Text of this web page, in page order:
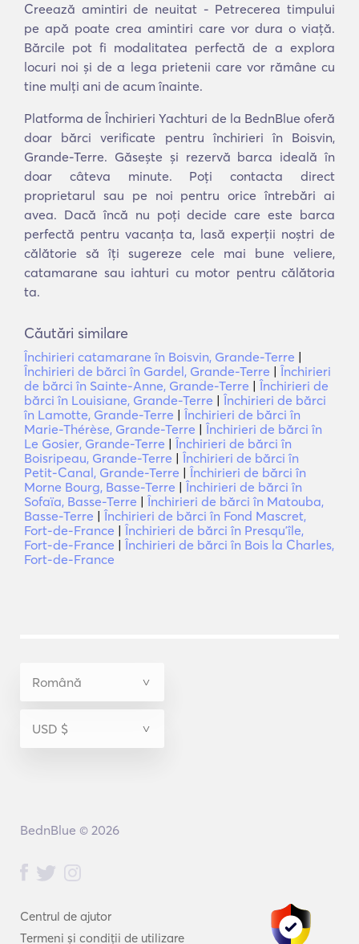
Creează amintiri de neuitat - Petrecerea timpului
pe apă poate crea amintiri care vor dura o viață.
Bărcile pot fi modalitatea perfectă de a explora
locuri noi și de a lega prietenii care vor rămâne cu
tine mulți ani de acum înainte.
Platforma de Închirieri Yachturi de la BednBlue oferă
doar bărci verificate pentru închirieri în Boisvin,
Grande-Terre. Găsește și rezervă barca ideală în
doar câteva minute. Poți contacta direct
proprietarul sau pe noi pentru orice întrebări ai
avea. Dacă încă nu poți decide care este barca
perfectă pentru vacanța ta, lasă experții noștri de
călătorie să îți sugereze cele mai bune veliere,
catamarane sau iahturi cu motor pentru călătoria
ta.
Căutări similare
Închirieri catamarane în Boisvin, Grande-Terre |
Închirieri de bărci în Gardel, Grande-Terre | Închirieri
de bărci în Sainte-Anne, Grande-Terre | Închirieri de
bărci în Louisiane, Grande-Terre | Închirieri de bărci
în Lamotte, Grande-Terre | Închirieri de bărci în
Marie-Thérèse, Grande-Terre | Închirieri de bărci în
Le Gosier, Grande-Terre | Închirieri de bărci în
Boisripeau, Grande-Terre | Închirieri de bărci în
Petit-Canal, Grande-Terre | Închirieri de bărci în
Morne Bourg, Basse-Terre | Închirieri de bărci în
Sofaïa, Basse-Terre | Închirieri de bărci în Matouba,
Basse-Terre | Închirieri de bărci în Fond Mascret,
Fort-de-France | Închirieri de bărci în Presquʼîle,
Fort-de-France | Închirieri de bărci în Bois la Charles,
Fort-de-France
Centrul de ajutor
Termeni și condiții de utilizare
BednBlue © 2026